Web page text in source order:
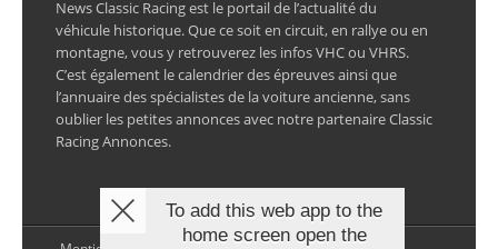
News Classic Racing est le portail de l’actualité du
véhicule historique. Que ce soit en circuit, en rallye ou en
montagne, vous y retrouverez les infos VHC ou VHRS.
C’est également le calendrier des épreuves ainsi que
l’annuaire des spécialistes de la voiture ancienne, sans
oublier les petites annonces avec notre partenaire Classic
Racing Annonces.
To add this web app to the
home screen open the